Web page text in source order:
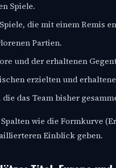
Spiele.
die mit einem Remis
Partien.
und der erhaltenen
erzielten und
das Team bisher
wie die Formkurve
Einblick geben.